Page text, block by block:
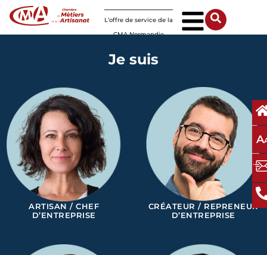
L’offre de service de la
CMA Normandie
A
Je suis
ARTISAN / CHEF
D’ENTREPRISE
CRÉATEUR / REPRENEUR
D’ENTREPRISE
Panneau de gestion des cookies